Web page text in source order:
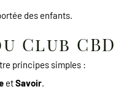
des enfants.
Club CBD
principes simples :
etSavoir.